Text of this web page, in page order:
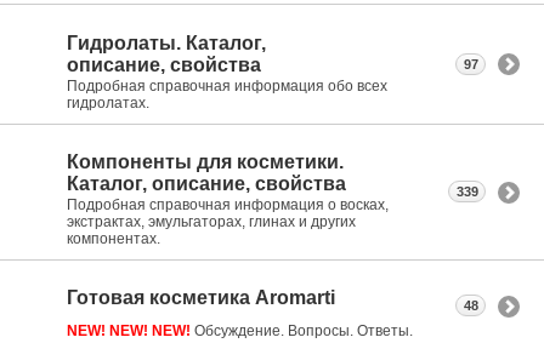
Гидролаты. Каталог,
описание, свойства
Подробная справочная информация обо всех
гидролатах.
97
Компоненты для косметики.
Каталог, описание, свойства
Подробная справочная информация о восках,
экстрактах, эмульгаторах, глинах и других
компонентах.
339
Готовая косметика Aromarti
NEW! NEW! NEW! Обсуждение. Вопросы. Ответы.
48